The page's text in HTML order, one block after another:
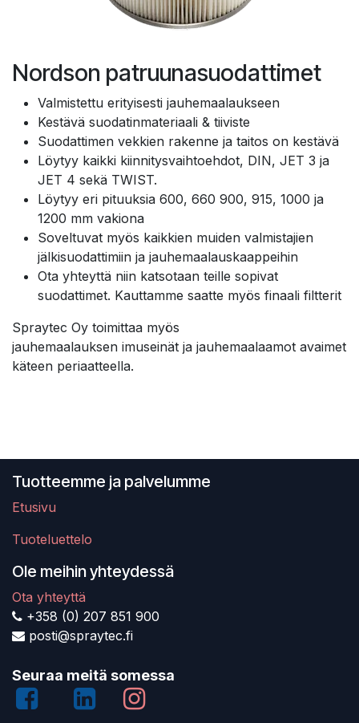
Nordson patruunasuodattimet
Valmistettu erityisesti jauhemaalaukseen
Kestävä suodatinmateriaali & tiiviste
Suodattimen vekkien rakenne ja taitos on kestävä
Löytyy kaikki kiinnitysvaihtoehdot, DIN, JET 3 ja
JET 4 sekä TWIST.
Löytyy eri pituuksia 600, 660 900, 915, 1000 ja
1200 mm vakiona
Soveltuvat myös kaikkien muiden valmistajien
jälkisuodattimiin ja jauhemaalauskaappeihin
Ota yhteyttä niin katsotaan teille sopivat
suodattimet. Kauttamme saatte myös finaali filtterit
Spraytec Oy toimittaa myös
jauhemaalauksen imuseinät ja jauhemaalaamot avaimet
käteen periaatteella.
Tuotteemme ja palvelumme
Etusivu
Tuoteluettelo
Ole meihin yhteydessä
Ota yhteyttä
+358 (0) 207 851 900
posti@spraytec.fi
Seuraa meitä somessa